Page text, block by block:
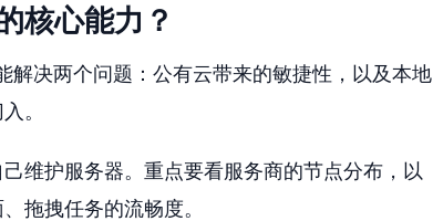
核心能力？
决两个问题：公有云带来的敏捷性，以及本地
。
维护服务器。重点要看服务商的节点分布，以
拖拽任务的流畅度。